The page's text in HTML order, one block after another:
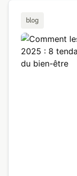
blog